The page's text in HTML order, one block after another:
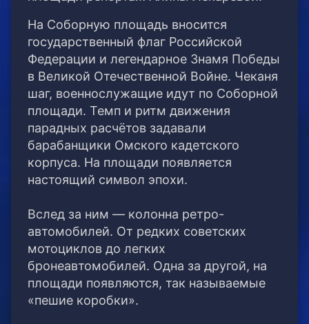
На Соборную площадь вносится
государственный флаг Российской
Федерации и легендарное Знамя Победы
в Великой Отечественной Войне. Чеканя
шаг, военнослужащие идут по Соборной
площади. Темп и ритм движения
парадных расчётов задавали
барабанщики Омского кадетского
корпуса. На площади появляется
настоящий символ эпохи.
Вслед за ним — колонна ретро-
автомобилей. От редких советских
мотоциклов до легких
бронеавтомобилей. Одна за другой, на
площади появляются, так называемые
«пешие коробки».